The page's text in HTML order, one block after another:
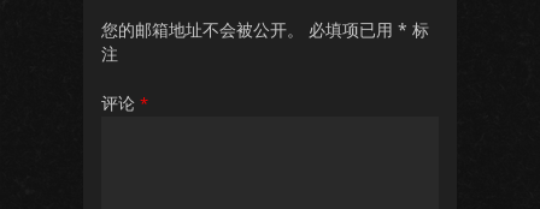
您的邮箱地址不会被公开。 必填项已用 * 标
注
评论 *